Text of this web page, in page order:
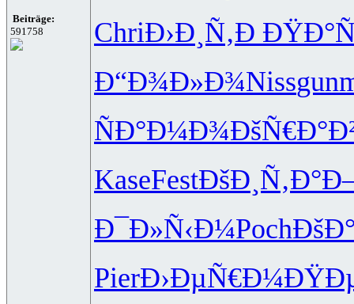
Beiträge:
591758
ChriÐ›Ð¸Ñ‚Ð
Ð“Ð¾Ð»Ð¾Niss
ÑÐ°Ð¼Ð¾
KaseFestÐšÐ¸Ñ‚Ð°
Ð¯Ð»Ñ‹Ð¼Poch
PierÐ›ÐµÑ€Ð¼